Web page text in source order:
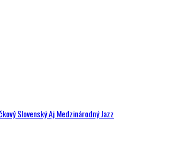
Slovenský Aj Medzinárodný Jazz